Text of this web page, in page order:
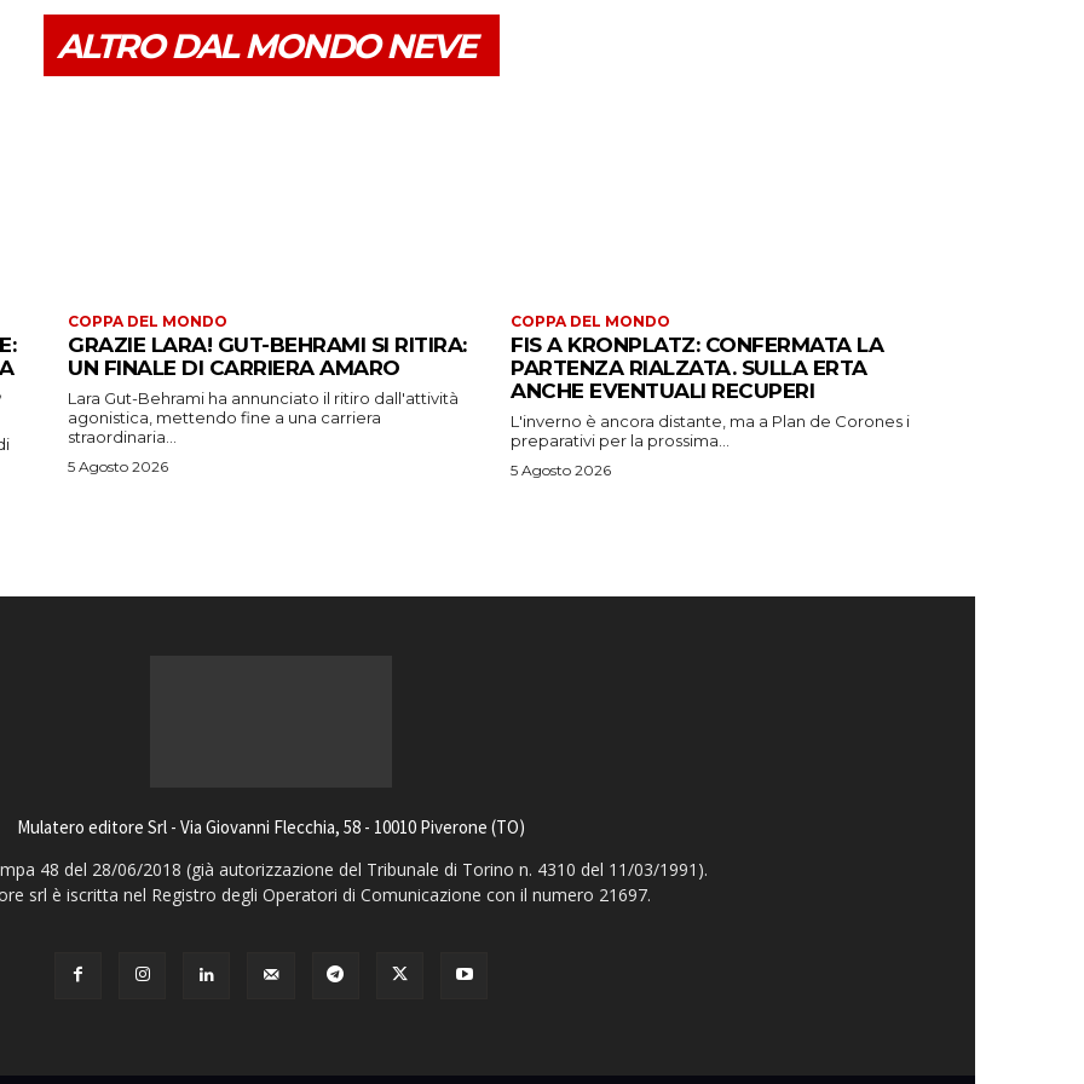
ALTRO DAL MONDO NEVE
COPPA DEL MONDO
GRAZIE LARA! GUT-BEHRAMI SI RITIRA:
UN FINALE DI CARRIERA AMARO
Lara Gut-Behrami ha annunciato il ritiro dall'attività
agonistica, mettendo fine a una carriera
straordinaria...
5 Agosto 2026
COPPA DEL MONDO
FIS A KRONPLATZ: CONFERMATA LA
PARTENZA RIALZATA. SULLA ERTA
ANCHE EVENTUALI RECUPERI
L'inverno è ancora distante, ma a Plan de Corones i
preparativi per la prossima...
5 Agosto 2026
Mulatero editore Srl - Via Giovanni Flecchia, 58 - 10010 Piverone (TO)
48 del 28/06/2018 (già autorizzazione del Tribunale di Torino n. 4310 del 11/03/1991).
srl è iscritta nel Registro degli Operatori di Comunicazione con il numero 21697.